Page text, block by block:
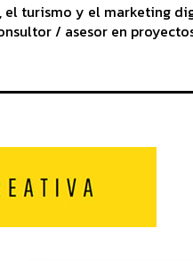
el turismo y el marketing
/ asesor en